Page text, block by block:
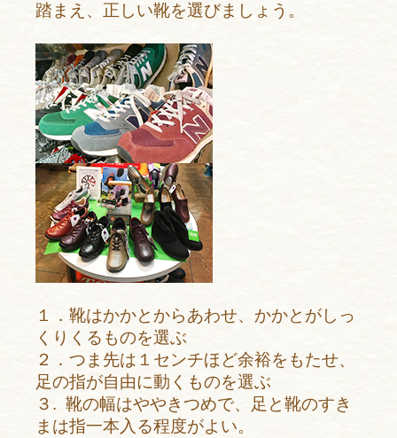
踏まえ、正しい靴を選びましょう。
１．靴はかかとからあわせ、かかとがしっ
くりくるものを選ぶ
２．つま先は１センチほど余裕をもたせ、
足の指が自由に動くものを選ぶ
３. 靴の幅はややきつめで、足と靴のすき
まは指一本入る程度がよい。